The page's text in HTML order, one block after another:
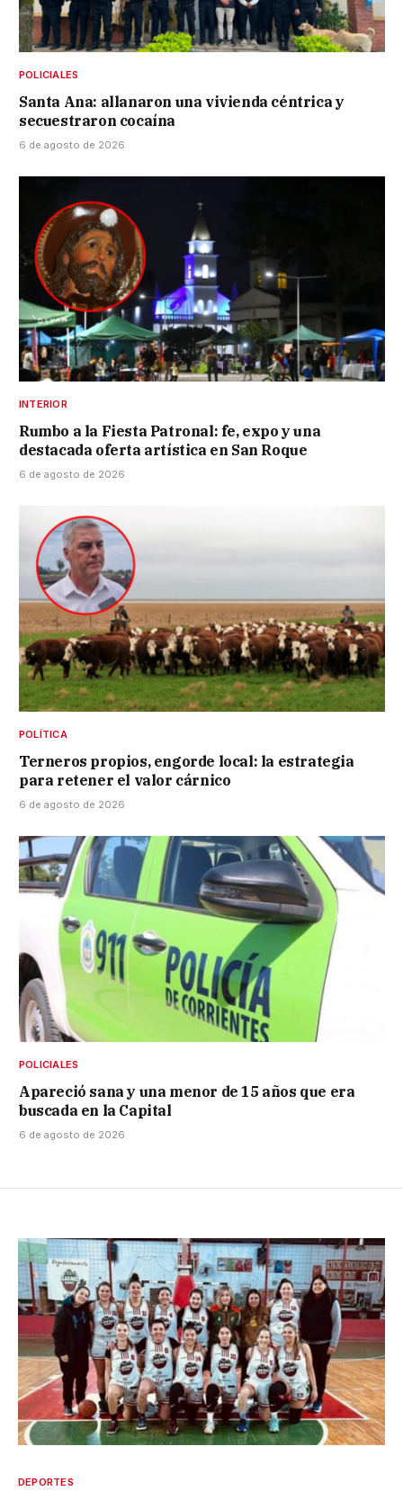
POLICIALES
Santa Ana: allanaron una vivienda céntrica y
secuestraron cocaína
6 de agosto de 2026
INTERIOR
Rumbo a la Fiesta Patronal: fe, expo y una
destacada oferta artística en San Roque
6 de agosto de 2026
POLÍTICA
Terneros propios, engorde local: la estrategia
para retener el valor cárnico
6 de agosto de 2026
POLICIALES
Apareció sana y una menor de 15 años que era
buscada en la Capital
6 de agosto de 2026
DEPORTES